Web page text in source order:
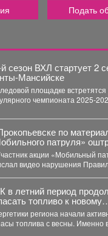
Подать
сезон ВХЛ стартует 2
Мансийске
площадке
чемпионата 2025-
«Югра». ...
по
патруля»
который
ПДД
акции «Мобильный
видео нарушения
в летний период
топливо к новому
сезону
региона начали
топлива с весны. Именно